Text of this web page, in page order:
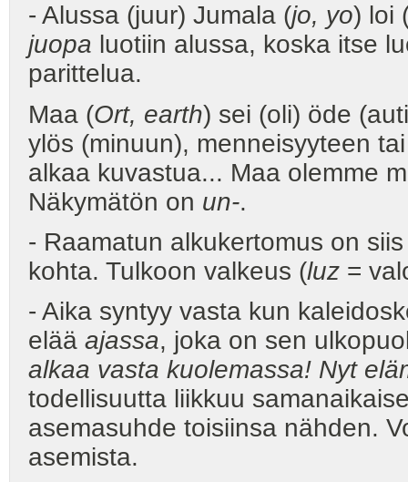
- Alussa (juur) Jumala (jo, yo) loi
juopa luotiin alussa, koska itse
parittelua.
Maa (Ort, earth) sei (oli) öde
ylös (minuun), menneisyyteen
alkaa kuvastua... Maa olemme
Näkymätön on un-.
- Raamatun alkukertomus on
kohta. Tulkoon valkeus (luz =
- Aika syntyy vasta kun
elää ajassa, joka on sen
alkaa vasta kuolemassa! Nyt
todellisuutta liikkuu
asemasuhde toisiinsa nähden.
asemista.